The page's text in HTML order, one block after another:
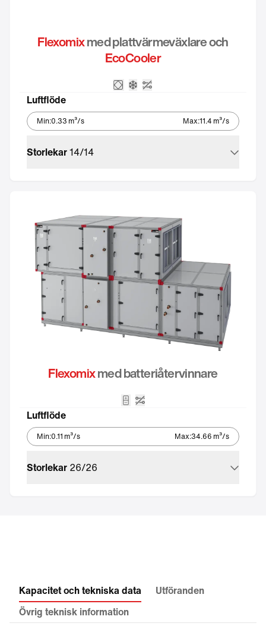
Flexomixmed plattvärmeväxlare och
EcoCooler
Luftflöde
Min:0.33 m³/s Max:11.4 m³/s
Storlekar14/14
Flexomixmed batteriåtervinnare
Luftflöde
Min:0.11 m³/s Max:34.66 m³/s
Storlekar 26/26
Kapacitet och tekniska data
Utföranden
Övrig teknisk information